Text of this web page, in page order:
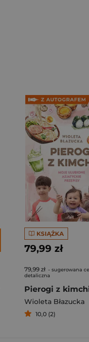
KSIĄŻKA
79,99 zł
79,99 zł - sugerowana
detaliczna
Wioleta Błazucka
10,0 (2)